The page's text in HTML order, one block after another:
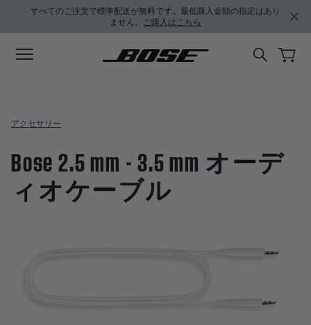
メインコンテンツに移動
サポートチャットに移動する
フッターコンテンツに移動
アクセシビリティ声明に移動する
すべてのご注文で標準配送が無料です。最低購入金額の指定はあり
ません。 ご購入はこちら
アクセサリー
Bose 2.5 mm - 3.5 mm オーデ
ィオケーブル